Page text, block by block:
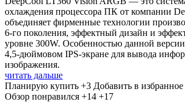
охлаждения процессора ПК от компании
объединяет фирменные технологии
6-го поколения, эффектный дизайн и
уровне 300W. Особенностью данной
4,5‑дюймовом IPS‑экране для вывода
изображения.
читать дальше
Планирую купить +3 Добавить в избранное
Обзор понравился +14 +17